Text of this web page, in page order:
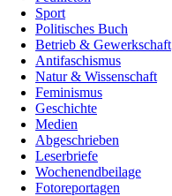
Sport
Politisches Buch
Betrieb & Gewerkschaft
Antifaschismus
Natur & Wissenschaft
Feminismus
Geschichte
Medien
Abgeschrieben
Leserbriefe
Wochenendbeilage
Fotoreportagen